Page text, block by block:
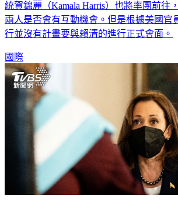
統賀錦麗（Kamala Harris）也將率團前往
兩人是否會有互動機會。但是根據美國官
行並沒有計畫要與賴清的進行正式會面。
國際